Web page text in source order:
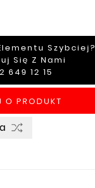
Szybciej?
Się Z Nami
649 12 15
O PRODUKT